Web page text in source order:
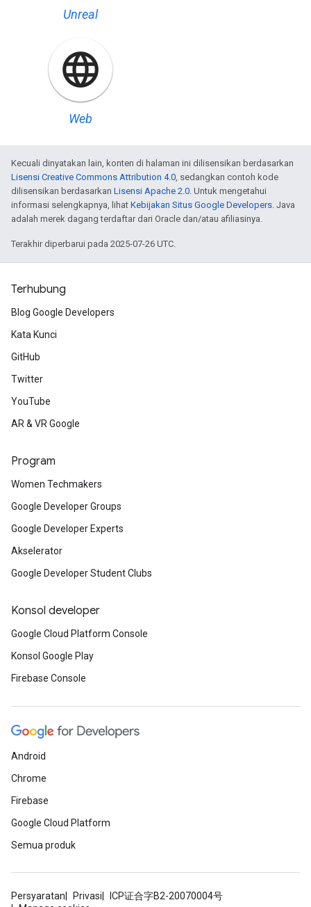
Unreal
Web
Kecuali dinyatakan lain, konten di halaman ini dilisensikan berdasarkan
Lisensi Creative Commons Attribution 4.0 , sedangkan contoh kode
dilisensikan berdasarkan Lisensi Apache 2.0 . Untuk mengetahui
informasi selengkapnya, lihat Kebijakan Situs Google Developers . Java
adalah merek dagang terdaftar dari Oracle dan/atau afiliasinya.
Terakhir diperbarui pada 2025-07-26 UTC.
Terhubung
Blog Google Developers
Kata Kunci
GitHub
Twitter
YouTube
AR & VR Google
Program
Women Techmakers
Google Developer Groups
Google Developer Experts
Akselerator
Google Developer Student Clubs
Konsol developer
Google Cloud Platform Console
Konsol Google Play
Firebase Console
Android
Chrome
Firebase
Google Cloud Platform
Semua produk
Persyaratan Privasi
ICP证合字B2-20070004号